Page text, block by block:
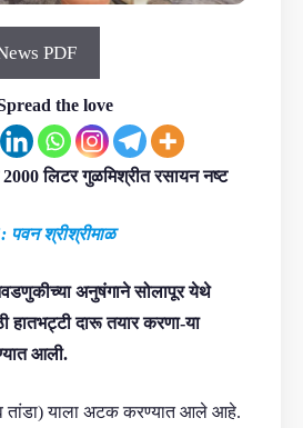
PDF
the love
लिटर गुळमिश्रीत रसायन नष्ट
पवन श्रीश्रीमाळ
अनुषंगाने सोलापूर येथे
हातभट्टी दारू तयार करणा-या
आली.
तांडा) याला अटक करण्यात आले आहे.